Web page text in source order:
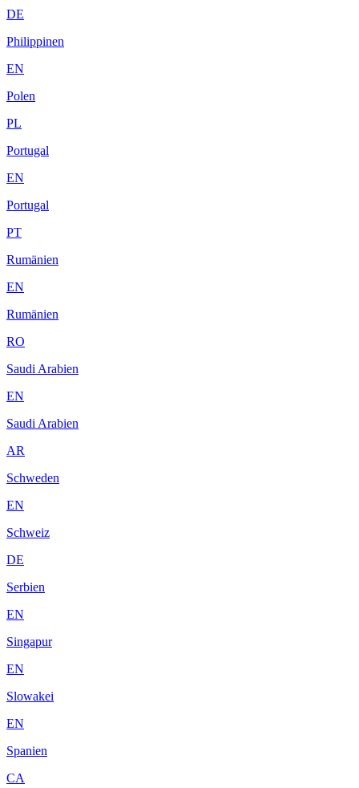
DE
Philippinen
EN
Polen
PL
Portugal
EN
Portugal
PT
Rumänien
EN
Rumänien
RO
Saudi Arabien
EN
Saudi Arabien
AR
Schweden
EN
Schweiz
DE
Serbien
EN
Singapur
EN
Slowakei
EN
Spanien
CA